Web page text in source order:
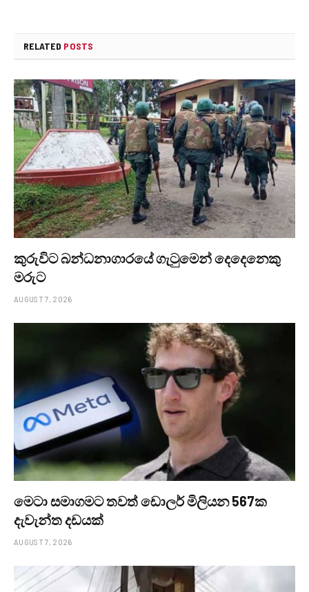
RELATED POSTS
කුරුවිට බන්ධනාගාරයේ ගැටුමෙන් දෙදෙනෙකු
මරුට
AUGUST 7, 2026
මෙටා සමාගමට තවත් ඩොලර් මිලියන 567ක
දැවැන්ත දඩයක්
AUGUST 7, 2026